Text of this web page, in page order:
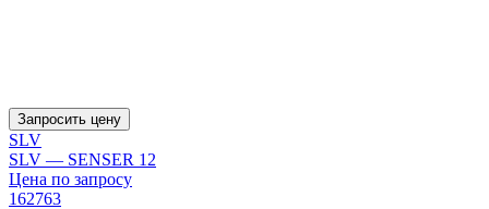
Запросить цену
SLV
SLV — SENSER 12
Цена по запросу
162763